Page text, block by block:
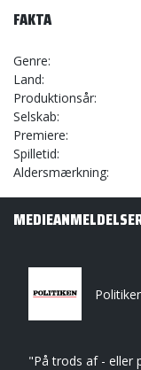
FAKTA
Genre
Land
Produktionsår
Selskab
Premiere
Spilletid
Aldersmærkning
"På trods af - eller